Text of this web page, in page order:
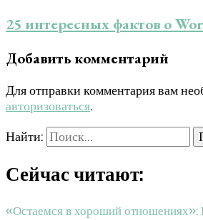
25 интересных фактов о
Добавить комментарий
Для отправки комментария вам
авторизоваться.
Найти:
Сейчас читают:
«Остаемся в хороший отношениях»: